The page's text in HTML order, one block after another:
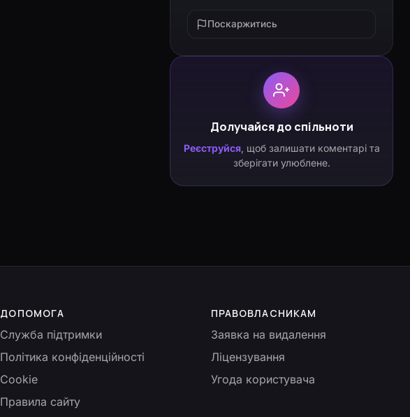
Поскаржитись
Долучайся до спільноти
Реєструйся, щоб залишати коментарі та
зберігати улюблене.
ДОПОМОГА
Служба підтримки
Політика конфіденційності
Cookie
Правила сайту
ПРАВОВЛАСНИКАМ
Заявка на видалення
Ліцензування
Угода користувача